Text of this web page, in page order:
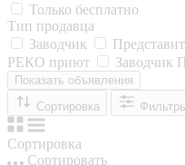
Только бесплатно
Тип продавца
Заводчик
РЕКО приют
Заводчик
Показать объявления
Сортировка
Сортировка
Сортировать